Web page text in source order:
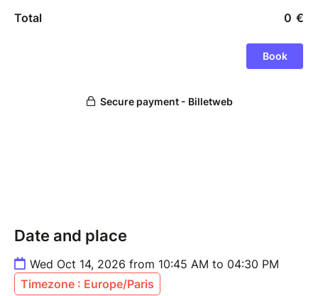
Date and place
Wed Oct 14, 2026 from 10:45 AM to 04:30 PM
Timezone : Europe/Paris